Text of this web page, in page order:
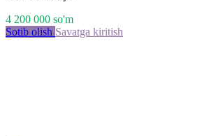
4 200 000 so'm
Sotib olish Savatga kiritish